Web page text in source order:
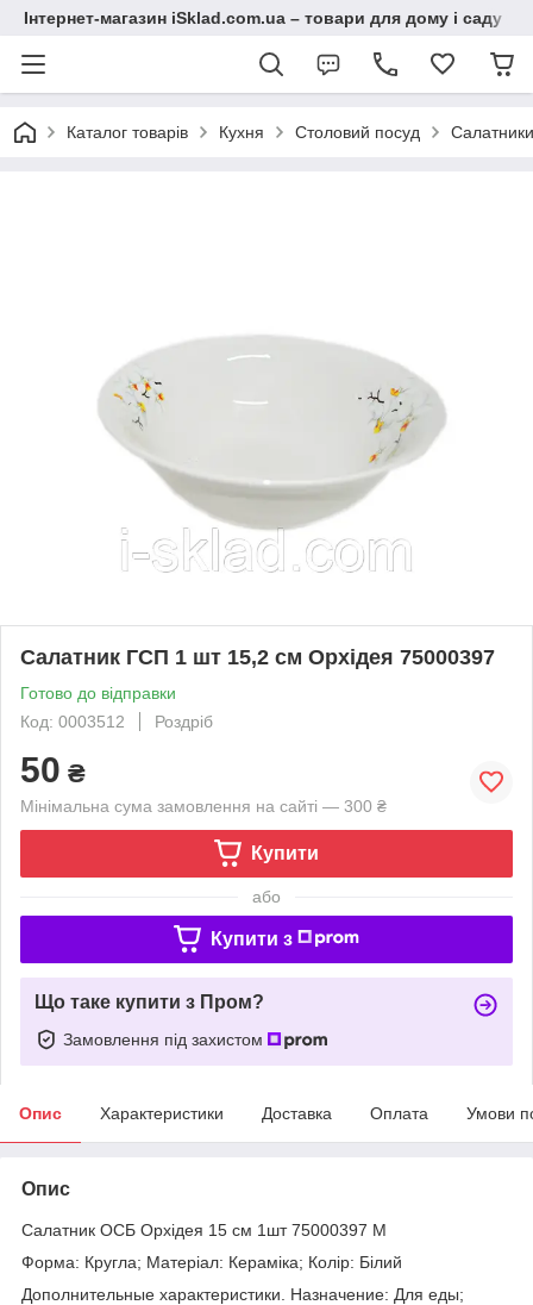
Інтернет-магазин iSklad.com.ua – товари для дому і саду
Каталог товарів Кухня Столовий посуд Салатники
Салатник ГСП 1 шт 15,2 см Орхідея 75000397
Готово до відправки
Код: 0003512
Роздріб
50 ₴
Мінімальна сума замовлення на сайті — 300 ₴
Купити
або
Купити з
Що таке купити з Пром?
Замовлення під захистом
Опис Характеристики Доставка Оплата Умови
Опис
Салатник ОСБ Орхідея 15 см 1шт 75000397 M
Форма: Кругла; Матеріал: Кераміка; Колір: Білий
Дополнительные характеристики. Назначение: Для еды;